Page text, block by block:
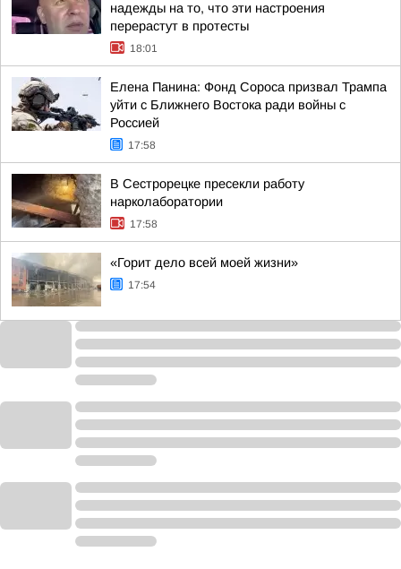
надежды на то, что эти настроения
перерастут в протесты
18:01
Елена Панина: Фонд Сороса призвал Трампа
уйти с Ближнего Востока ради войны с
Россией
17:58
В Сестрорецке пресекли работу
нарколаборатории
17:58
«Горит дело всей моей жизни»
17:54